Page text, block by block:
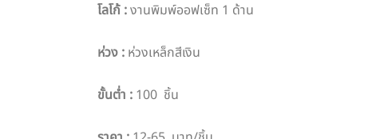
โลโก้ :งานพิมพ์ออฟเซ็ท 1 ด้าน
ห่วง : ห่วงเหล็กสีเงิน
ขั้นต่ำ : 100 ชิ้น